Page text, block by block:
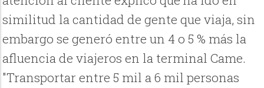
similitud la cantidad de gente que viaja, sin
embargo se generó entre un 4 o 5 % más la
afluencia de viajeros en la terminal Came.
"Transportar entre 5 mil a 6 mil personas